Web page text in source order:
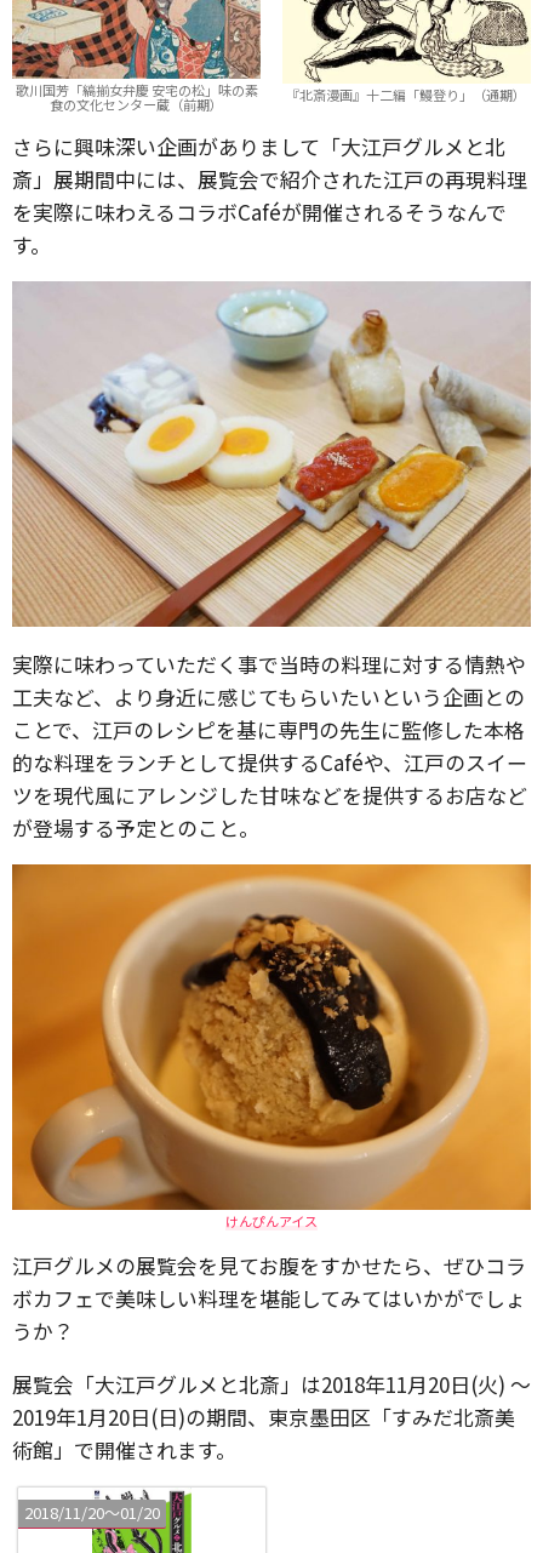
歌川国芳「縞揃女弁慶 安宅の松」味の素
食の文化センター蔵（前期） 『北斎漫画』十二編「鰻登り」（通期）
さらに興味深い企画がありまして「大江戸グルメと北
斎」展期間中には、展覧会で紹介された江戸の再現料理
を実際に味わえるコラボCaféが開催されるそうなんで
す。
実際に味わっていただく事で当時の料理に対する情熱や
工夫など、より身近に感じてもらいたいという企画との
ことで、江戸のレシピを基に専門の先生に監修した本格
的な料理をランチとして提供するCaféや、江戸のスイー
ツを現代風にアレンジした甘味などを提供するお店など
が登場する予定とのこと。
けんぴんアイス
江戸グルメの展覧会を見てお腹をすかせたら、ぜひコラ
ボカフェで美味しい料理を堪能してみてはいかがでしょ
うか？
展覧会「大江戸グルメと北斎」は2018年11月20日(火) 〜
2019年1月20日(日)の期間、東京墨田区「すみだ北斎美
術館」で開催されます。
2018/11/20〜01/20